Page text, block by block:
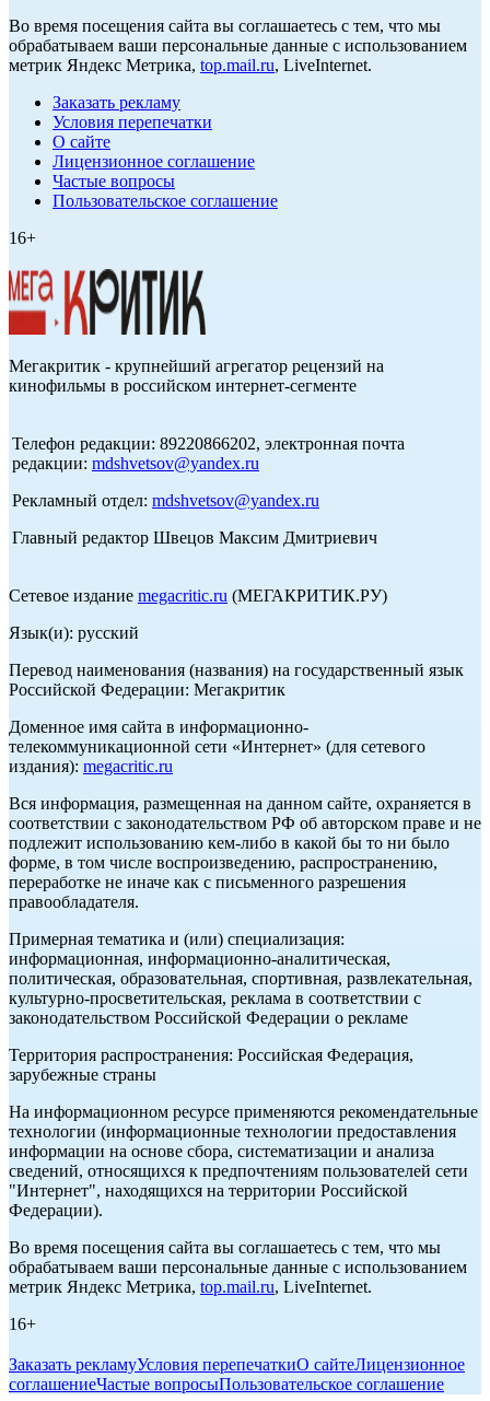
Во время посещения сайта вы соглашаетесь с тем, что мы
обрабатываем ваши персональные данные с использованием
метрик Яндекс Метрика, top.mail.ru, LiveInternet.
Заказать рекламу
Условия перепечатки
О сайте
Лицензионное соглашение
Частые вопросы
Пользовательское соглашение
16+
Мегакритик - крупнейший агрегатор рецензий на
кинофильмы в российском интернет-сегменте
Телефон редакции: 89220866202, электронная почта
редакции: mdshvetsov@yandex.ru
Рекламный отдел: mdshvetsov@yandex.ru
Главный редактор Швецов Максим Дмитриевич
Сетевое издание megacritic.ru (МЕГАКРИТИК.РУ)
Язык(и): русский
Перевод наименования (названия) на государственный язык
Российской Федерации: Мегакритик
Доменное имя сайта в информационно-
телекоммуникационной сети «Интернет» (для сетевого
издания): megacritic.ru
Вся информация, размещенная на данном сайте, охраняется в
соответствии с законодательством РФ об авторском праве и не
подлежит использованию кем-либо в какой бы то ни было
форме, в том числе воспроизведению, распространению,
переработке не иначе как с письменного разрешения
правообладателя.
Примерная тематика и (или) специализация:
информационная, информационно-аналитическая,
политическая, образовательная, спортивная, развлекательная,
культурно-просветительская, реклама в соответствии с
законодательством Российской Федерации о рекламе
Территория распространения: Российская Федерация,
зарубежные страны
На информационном ресурсе применяются рекомендательные
технологии (информационные технологии предоставления
информации на основе сбора, систематизации и анализа
сведений, относящихся к предпочтениям пользователей сети
"Интернет", находящихся на территории Российской
Федерации).
Во время посещения сайта вы соглашаетесь с тем, что мы
обрабатываем ваши персональные данные с использованием
метрик Яндекс Метрика, top.mail.ru, LiveInternet.
16+
Заказать рекламуУсловия перепечаткиО сайтеЛицензионное
соглашениеЧастые вопросыПользовательское соглашение